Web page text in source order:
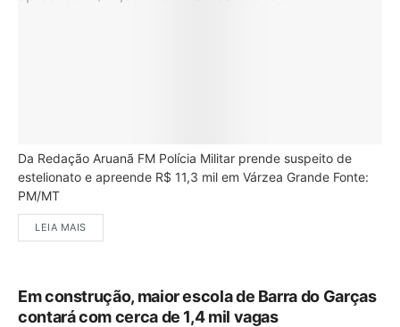
Da Redação Aruanã FM Polícia Militar prende suspeito de
estelionato e apreende R$ 11,3 mil em Várzea Grande Fonte:
PM/MT
LEIA MAIS
Em construção, maior escola de Barra do Garças
contará com cerca de 1,4 mil vagas